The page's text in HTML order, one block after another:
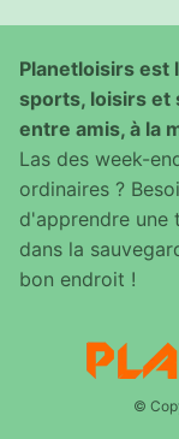
Planetloisirs est
sports, loisirs et
entre amis, à la
Las des week-
ordinaires ?
d'apprendre une
dans la
bon endroit !
©